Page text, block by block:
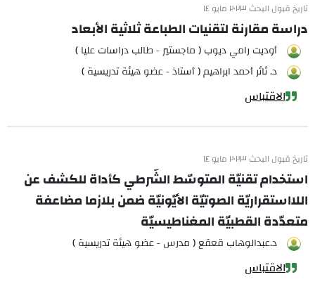
تاريخ قبول البحث ٢٠٢٣ مايو ١٤
دراسة مقارنة لتقنيات الطباعة ثلاثية الأبعاد
أوديت رامي ديوب ( ماجستير - طالب دراسات عليا )
د. ثائر أحمد ابراهيم ( أستاذ - عضو هيئة تدريسية )
الاقتباس
تاريخ قبول البحث ٢٠٢٣ مايو ١٤
استخدام تقنيّة المتوسّط الشّرطي كأداة للكشف عن
اللااستقراريّة الصوتيّة الأيّونيّة ضمن بلازما مضاعفة
متعدّدة القطبيّة المغناطيسيّة
د.عبدالوهاب قعقع ( مدرس - عضو هيئة تدريسية )
الاقتباس